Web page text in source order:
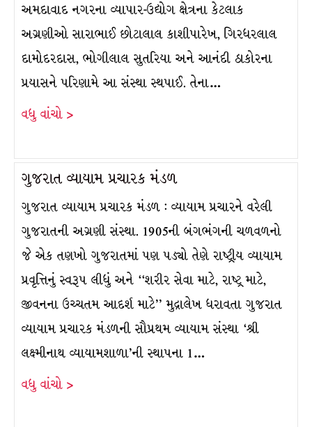
અમદાવાદ નગરના વ્યાપાર-ઉદ્યોગ ક્ષેત્રના કેટલાક
અગ્રણીઓ સારાભાઈ છોટાલાલ કાશીપારેખ, ગિરધરલાલ
દામોદરદાસ, ભોગીલાલ સુતરિયા અને આનંદી ઠાકોરના
પ્રયાસને પરિણામે આ સંસ્થા સ્થપાઈ. તેના…
વધુ વાંચો >
ગુજરાત વ્યાયામ પ્રચારક મંડળ
ગુજરાત વ્યાયામ પ્રચારક મંડળ : વ્યાયામ પ્રચારને વરેલી
ગુજરાતની અગ્રણી સંસ્થા. 1905ની બંગભંગની ચળવળનો
જે એક તણખો ગુજરાતમાં પણ પડ્યો તેણે રાષ્ટ્રીય વ્યાયામ
પ્રવૃત્તિનું સ્વરૂપ લીધું અને ‘‘શરીર સેવા માટે, રાષ્ટ્ર માટે,
જીવનના ઉચ્ચતમ આદર્શ માટે’’ મુદ્રાલેખ ધરાવતા ગુજરાત
વ્યાયામ પ્રચારક મંડળની સૌપ્રથમ વ્યાયામ સંસ્થા ‘શ્રી
લક્ષ્મીનાથ વ્યાયામશાળા’ની સ્થાપના 1…
વધુ વાંચો >